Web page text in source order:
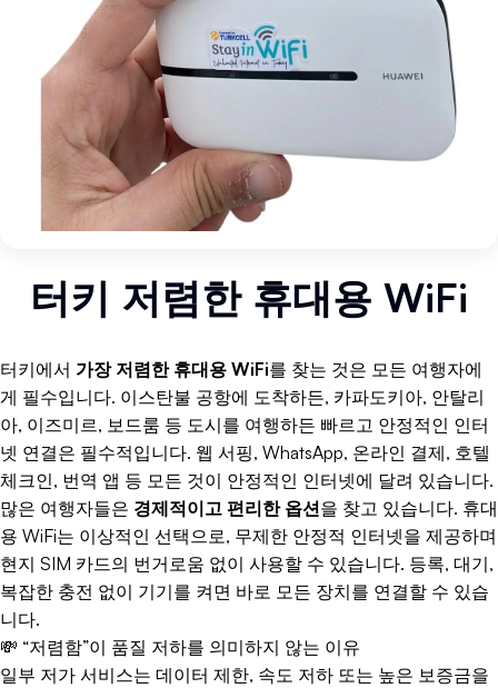
터키 저렴한 휴대용 WiFi
터키에서 가장 저렴한 휴대용 WiFi를 찾는 것은 모든 여행자에
게 필수입니다. 이스탄불 공항에 도착하든, 카파도키아, 안탈리
아, 이즈미르, 보드룸 등 도시를 여행하든 빠르고 안정적인 인터
넷 연결은 필수적입니다. 웹 서핑, WhatsApp, 온라인 결제, 호텔
체크인, 번역 앱 등 모든 것이 안정적인 인터넷에 달려 있습니다.
많은 여행자들은 경제적이고 편리한 옵션을 찾고 있습니다. 휴대
용 WiFi는 이상적인 선택으로, 무제한 안정적 인터넷을 제공하며
현지 SIM 카드의 번거로움 없이 사용할 수 있습니다. 등록, 대기,
복잡한 충전 없이 기기를 켜면 바로 모든 장치를 연결할 수 있습
니다.
💸 “저렴함”이 품질 저하를 의미하지 않는 이유
일부 저가 서비스는 데이터 제한, 속도 저하 또는 높은 보증금을